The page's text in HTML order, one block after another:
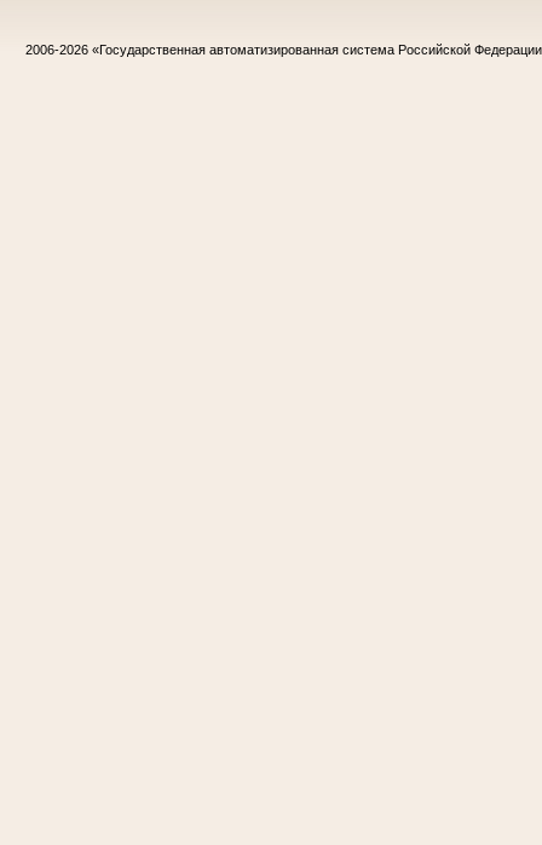
2006-2026 «Государственная автоматизированная система Российской